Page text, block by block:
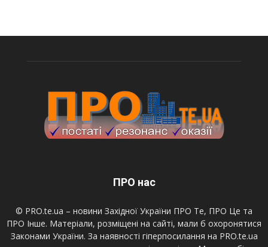
ПРО нас
© PRO.te.ua – новини Західної України ПРО Те, ПРО Це та
ПРО Інше. Матеріали, розміщені на сайті, мали б охоронятися
Законами України. За наявності гіперпосилання на PRO.te.ua